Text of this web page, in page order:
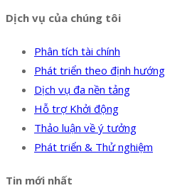
Dịch vụ của chúng tôi
Phân tích tài chính
Phát triển theo định hướng
Dịch vụ đa nền tảng
Hỗ trợ Khởi động
Thảo luận về ý tưởng
Phát triển & Thử nghiệm
Tin mới nhất